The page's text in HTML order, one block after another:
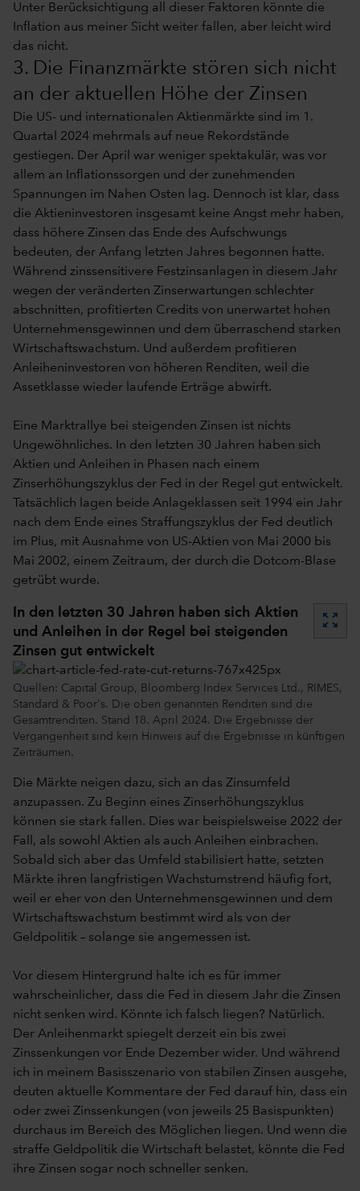
Unter Berücksichtigung all dieser Faktoren könnte die
Inflation aus meiner Sicht weiter fallen, aber leicht wird
das nicht.
3. Die Finanzmärkte stören sich nicht
an der aktuellen Höhe der Zinsen
Die US- und internationalen Aktienmärkte sind im 1.
Quartal 2024 mehrmals auf neue Rekordstände
gestiegen. Der April war weniger spektakulär, was vor
allem an Inflationssorgen und der zunehmenden
Spannungen im Nahen Osten lag. Dennoch ist klar, dass
die Aktieninvestoren insgesamt keine Angst mehr haben,
dass höhere Zinsen das Ende des Aufschwungs
bedeuten, der Anfang letzten Jahres begonnen hatte.
Während zinssensitivere Festzinsanlagen in diesem Jahr
wegen der veränderten Zinserwartungen schlechter
abschnitten, profitierten Credits von unerwartet hohen
Unternehmensgewinnen und dem überraschend starken
Wirtschaftswachstum. Und außerdem profitieren
Anleiheninvestoren von höheren Renditen, weil die
Assetklasse wieder laufende Erträge abwirft.
Eine Marktrallye bei steigenden Zinsen ist nichts
Ungewöhnliches. In den letzten 30 Jahren haben sich
Aktien und Anleihen in Phasen nach einem
Zinserhöhungszyklus der Fed in der Regel gut entwickelt.
Tatsächlich lagen beide Anlageklassen seit 1994 ein Jahr
nach dem Ende eines Straffungszyklus der Fed deutlich
im Plus, mit Ausnahme von US-Aktien von Mai 2000 bis
Mai 2002, einem Zeitraum, der durch die Dotcom-Blase
getrübt wurde.
In den letzten 30 Jahren haben sich Aktien
und Anleihen in der Regel bei steigenden
Zinsen gut entwickelt
zoom_out_map
Quellen: Capital Group, Bloomberg Index Services Ltd., RIMES,
Standard & Poor's. Die oben genannten Renditen sind die
Gesamtrenditen. Stand 18. April 2024. Die Ergebnisse der
Vergangenheit sind kein Hinweis auf die Ergebnisse in künftigen
Zeiträumen.
Die Märkte neigen dazu, sich an das Zinsumfeld
anzupassen. Zu Beginn eines Zinserhöhungszyklus
können sie stark fallen. Dies war beispielsweise 2022 der
Fall, als sowohl Aktien als auch Anleihen einbrachen.
Sobald sich aber das Umfeld stabilisiert hatte, setzten
Märkte ihren langfristigen Wachstumstrend häufig fort,
weil er eher von den Unternehmensgewinnen und dem
Wirtschaftswachstum bestimmt wird als von der
Geldpolitik – solange sie angemessen ist.
Vor diesem Hintergrund halte ich es für immer
wahrscheinlicher, dass die Fed in diesem Jahr die Zinsen
nicht senken wird. Könnte ich falsch liegen? Natürlich.
Der Anleihenmarkt spiegelt derzeit ein bis zwei
Zinssenkungen vor Ende Dezember wider. Und während
ich in meinem Basisszenario von stabilen Zinsen ausgehe,
deuten aktuelle Kommentare der Fed darauf hin, dass ein
oder zwei Zinssenkungen (von jeweils 25 Basispunkten)
durchaus im Bereich des Möglichen liegen. Und wenn die
straffe Geldpolitik die Wirtschaft belastet, könnte die Fed
ihre Zinsen sogar noch schneller senken.